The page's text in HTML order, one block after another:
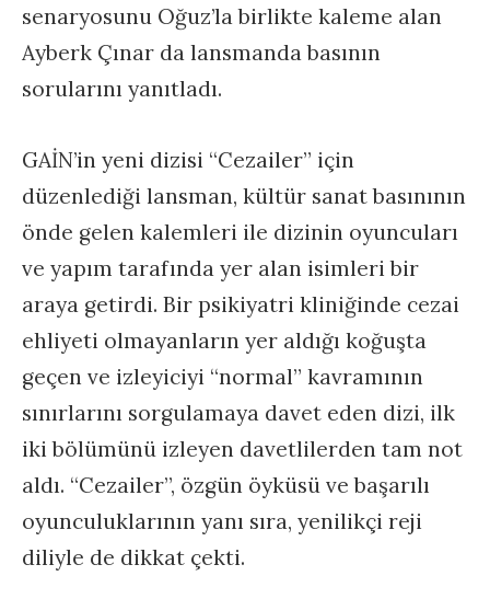
senaryosunu Oğuz’la birlikte kaleme alan
Ayberk Çınar da lansmanda basının
sorularını yanıtladı.
GAİN’in yeni dizisi “Cezailer” için
düzenlediği lansman, kültür sanat basınının
önde gelen kalemleri ile dizinin oyuncuları
ve yapım tarafında yer alan isimleri bir
araya getirdi. Bir psikiyatri kliniğinde cezai
ehliyeti olmayanların yer aldığı koğuşta
geçen ve izleyiciyi “normal” kavramının
sınırlarını sorgulamaya davet eden dizi, ilk
iki bölümünü izleyen davetlilerden tam not
aldı. “Cezailer”, özgün öyküsü ve başarılı
oyunculuklarının yanı sıra, yenilikçi reji
diliyle de dikkat çekti.